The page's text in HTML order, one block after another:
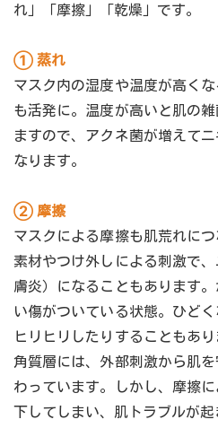
れ」「摩擦」「乾燥」です。
① 蒸れ
マスク内の湿度や温度が高く
も活発に。温度が高いと肌の
ますので、アクネ菌が増えて
なります。
② 摩擦
マスクによる摩擦も肌荒れに
素材やつけ外しによる刺激で
膚炎）になることもあります
い傷がついている状態。ひど
ヒリヒリしたりすることもあ
角質層には、外部刺激から肌
わっています。しかし、摩擦
下してしまい、肌トラブルが起